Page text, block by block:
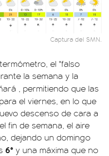
Captura del SMN.
el "falso
la semana y la
, permitiendo que las
para el viernes, en lo que
descenso de cara a
fin de semana, el aire
dejando un domingo
6° y una máxima que no